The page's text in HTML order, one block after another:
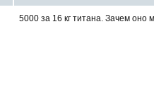
5000 за 16 кг титана. Зачем оно